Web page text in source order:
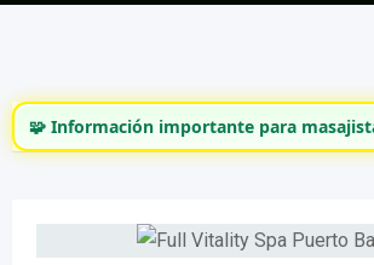
🧩 Información importante para